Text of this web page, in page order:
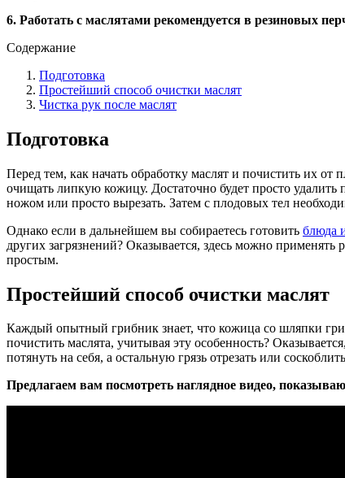
6. Работать с маслятами рекомендуется в резиновых
Содержание
Подготовка
Простейший способ очистки маслят
Чистка рук после маслят
Подготовка
Перед тем, как начать обработку маслят и почистить их от
очищать липкую кожицу. Достаточно будет просто
ножом или просто вырезать. Затем с плодовых тел
Однако если в дальнейшем вы собираетесь готовить блюда
других загрязнений? Оказывается, здесь можно
простым.
Простейший способ очистки маслят
Каждый опытный грибник знает, что кожица со шляпки
почистить маслята, учитывая эту особенность?
потянуть на себя, а остальную грязь отрезать или
Предлагаем вам посмотреть наглядное видео,